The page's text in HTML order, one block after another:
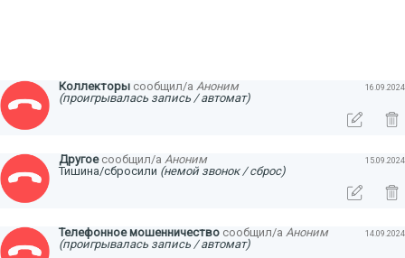
16.09.2024
Коллекторы сообщил/а Аноним
(проигрывалась запись / автомат)
15.09.2024
Другое сообщил/а Аноним
Тишина/сбросили (немой звонок / сброс)
14.09.2024
Телефонное мошенничество сообщил/а Аноним
(проигрывалась запись / автомат)